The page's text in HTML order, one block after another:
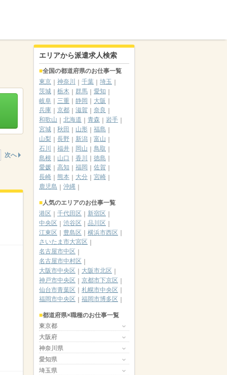
次へ
エリアから派遣求人検索
全国の都道府県のお仕事一覧
東京
神奈川 千葉
埼玉
茨城
栃木 群馬
愛知
岐阜
三重 静岡
大阪
兵庫
京都 滋賀
奈良
和歌山
北海道 青森
岩手
宮城
秋田 山形
福島
山梨
長野 新潟
富山
石川
福井 岡山
鳥取
島根
山口 香川
徳島
愛媛
高知 福岡
佐賀
長崎
熊本 大分
宮崎
鹿児島
沖縄
人気のエリアのお仕事一覧
港区
千代田区
新宿区
中央区
渋谷区
品川区
江東区
豊島区
横浜市西区
さいたま市大宮区
名古屋市中区
名古屋市中村区
大阪市中央区
大阪市北区
神戸市中央区
京都市下京区
仙台市青葉区
札幌市中央区
福岡市中央区
福岡市博多区
都道府県×職種のお仕事一覧
東京都
大阪府
神奈川県
愛知県
埼玉県